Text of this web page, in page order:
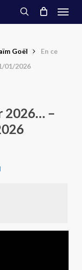
search
Menu
Goël
En ce
01/2026
2026… –